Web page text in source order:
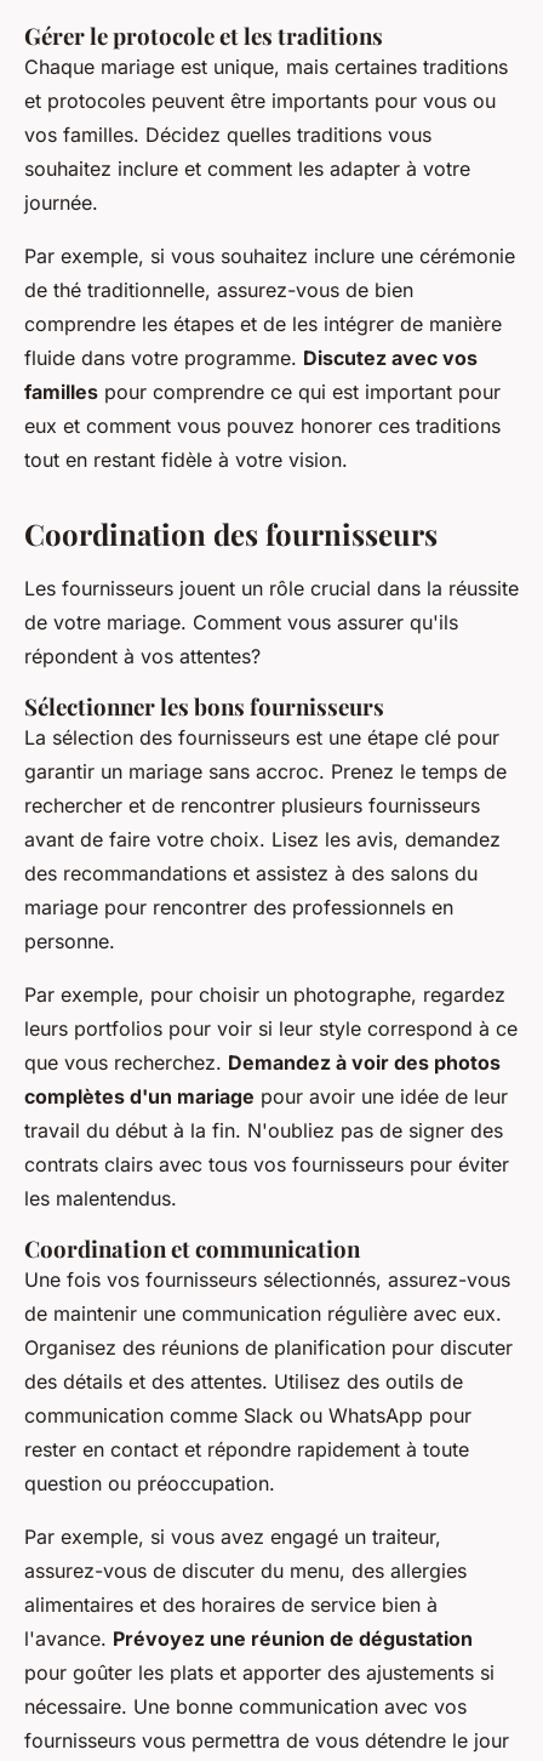
Gérer le protocole et les traditions
Chaque mariage est unique, mais certaines traditions
et protocoles peuvent être importants pour vous ou
vos familles. Décidez quelles traditions vous
souhaitez inclure et comment les adapter à votre
journée.
Par exemple, si vous souhaitez inclure une cérémonie
de thé traditionnelle, assurez-vous de bien
comprendre les étapes et de les intégrer de manière
fluide dans votre programme. Discutez avec vos
familles pour comprendre ce qui est important pour
eux et comment vous pouvez honorer ces traditions
tout en restant fidèle à votre vision.
Coordination des fournisseurs
Les fournisseurs jouent un rôle crucial dans la réussite
de votre mariage. Comment vous assurer qu'ils
répondent à vos attentes?
Sélectionner les bons fournisseurs
La sélection des fournisseurs est une étape clé pour
garantir un mariage sans accroc. Prenez le temps de
rechercher et de rencontrer plusieurs fournisseurs
avant de faire votre choix. Lisez les avis, demandez
des recommandations et assistez à des salons du
mariage pour rencontrer des professionnels en
personne.
Par exemple, pour choisir un photographe, regardez
leurs portfolios pour voir si leur style correspond à ce
que vous recherchez. Demandez à voir des photos
complètes d'un mariage pour avoir une idée de leur
travail du début à la fin. N'oubliez pas de signer des
contrats clairs avec tous vos fournisseurs pour éviter
les malentendus.
Coordination et communication
Une fois vos fournisseurs sélectionnés, assurez-vous
de maintenir une communication régulière avec eux.
Organisez des réunions de planification pour discuter
des détails et des attentes. Utilisez des outils de
communication comme Slack ou WhatsApp pour
rester en contact et répondre rapidement à toute
question ou préoccupation.
Par exemple, si vous avez engagé un traiteur,
assurez-vous de discuter du menu, des allergies
alimentaires et des horaires de service bien à
l'avance. Prévoyez une réunion de dégustation
pour goûter les plats et apporter des ajustements si
nécessaire. Une bonne communication avec vos
fournisseurs vous permettra de vous détendre le jour